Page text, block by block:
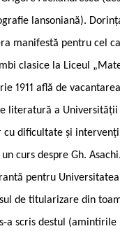
lansoniană).
manifestă pentru cel
clasice la Liceul
1911 află de
literatură a Universității
cu dificultate și
curs despre Gh.
pentru
de titularizare din
a scris destul (amintirile